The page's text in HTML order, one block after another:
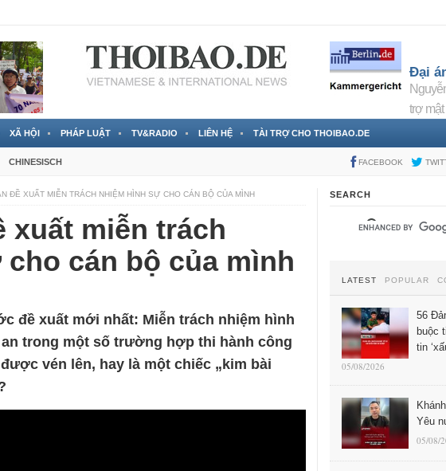
Đại
trợ
XÃ HỘI PHÁP LUẬT TV&RADIO LIÊN HỆ TÀI TRỢ CHO THOIBAO.DE
CHINESISCH FACEBOOK
ĐỀ XUẤT MIỄN TRÁCH NHIỆM HÌNH SỰ CHO CÁN BỘ CỦA MÌNH
xuất miễn trách
cán bộ của mình
đề xuất mới nhất: Miễn trách nhiệm hình
trong một số trường hợp thi hành công
vén lên, hay là một chiếc „kim bài
SEARCH
LATEST POPULAR
56
buộc
tin
05/08/2026
Yêu
05/08/